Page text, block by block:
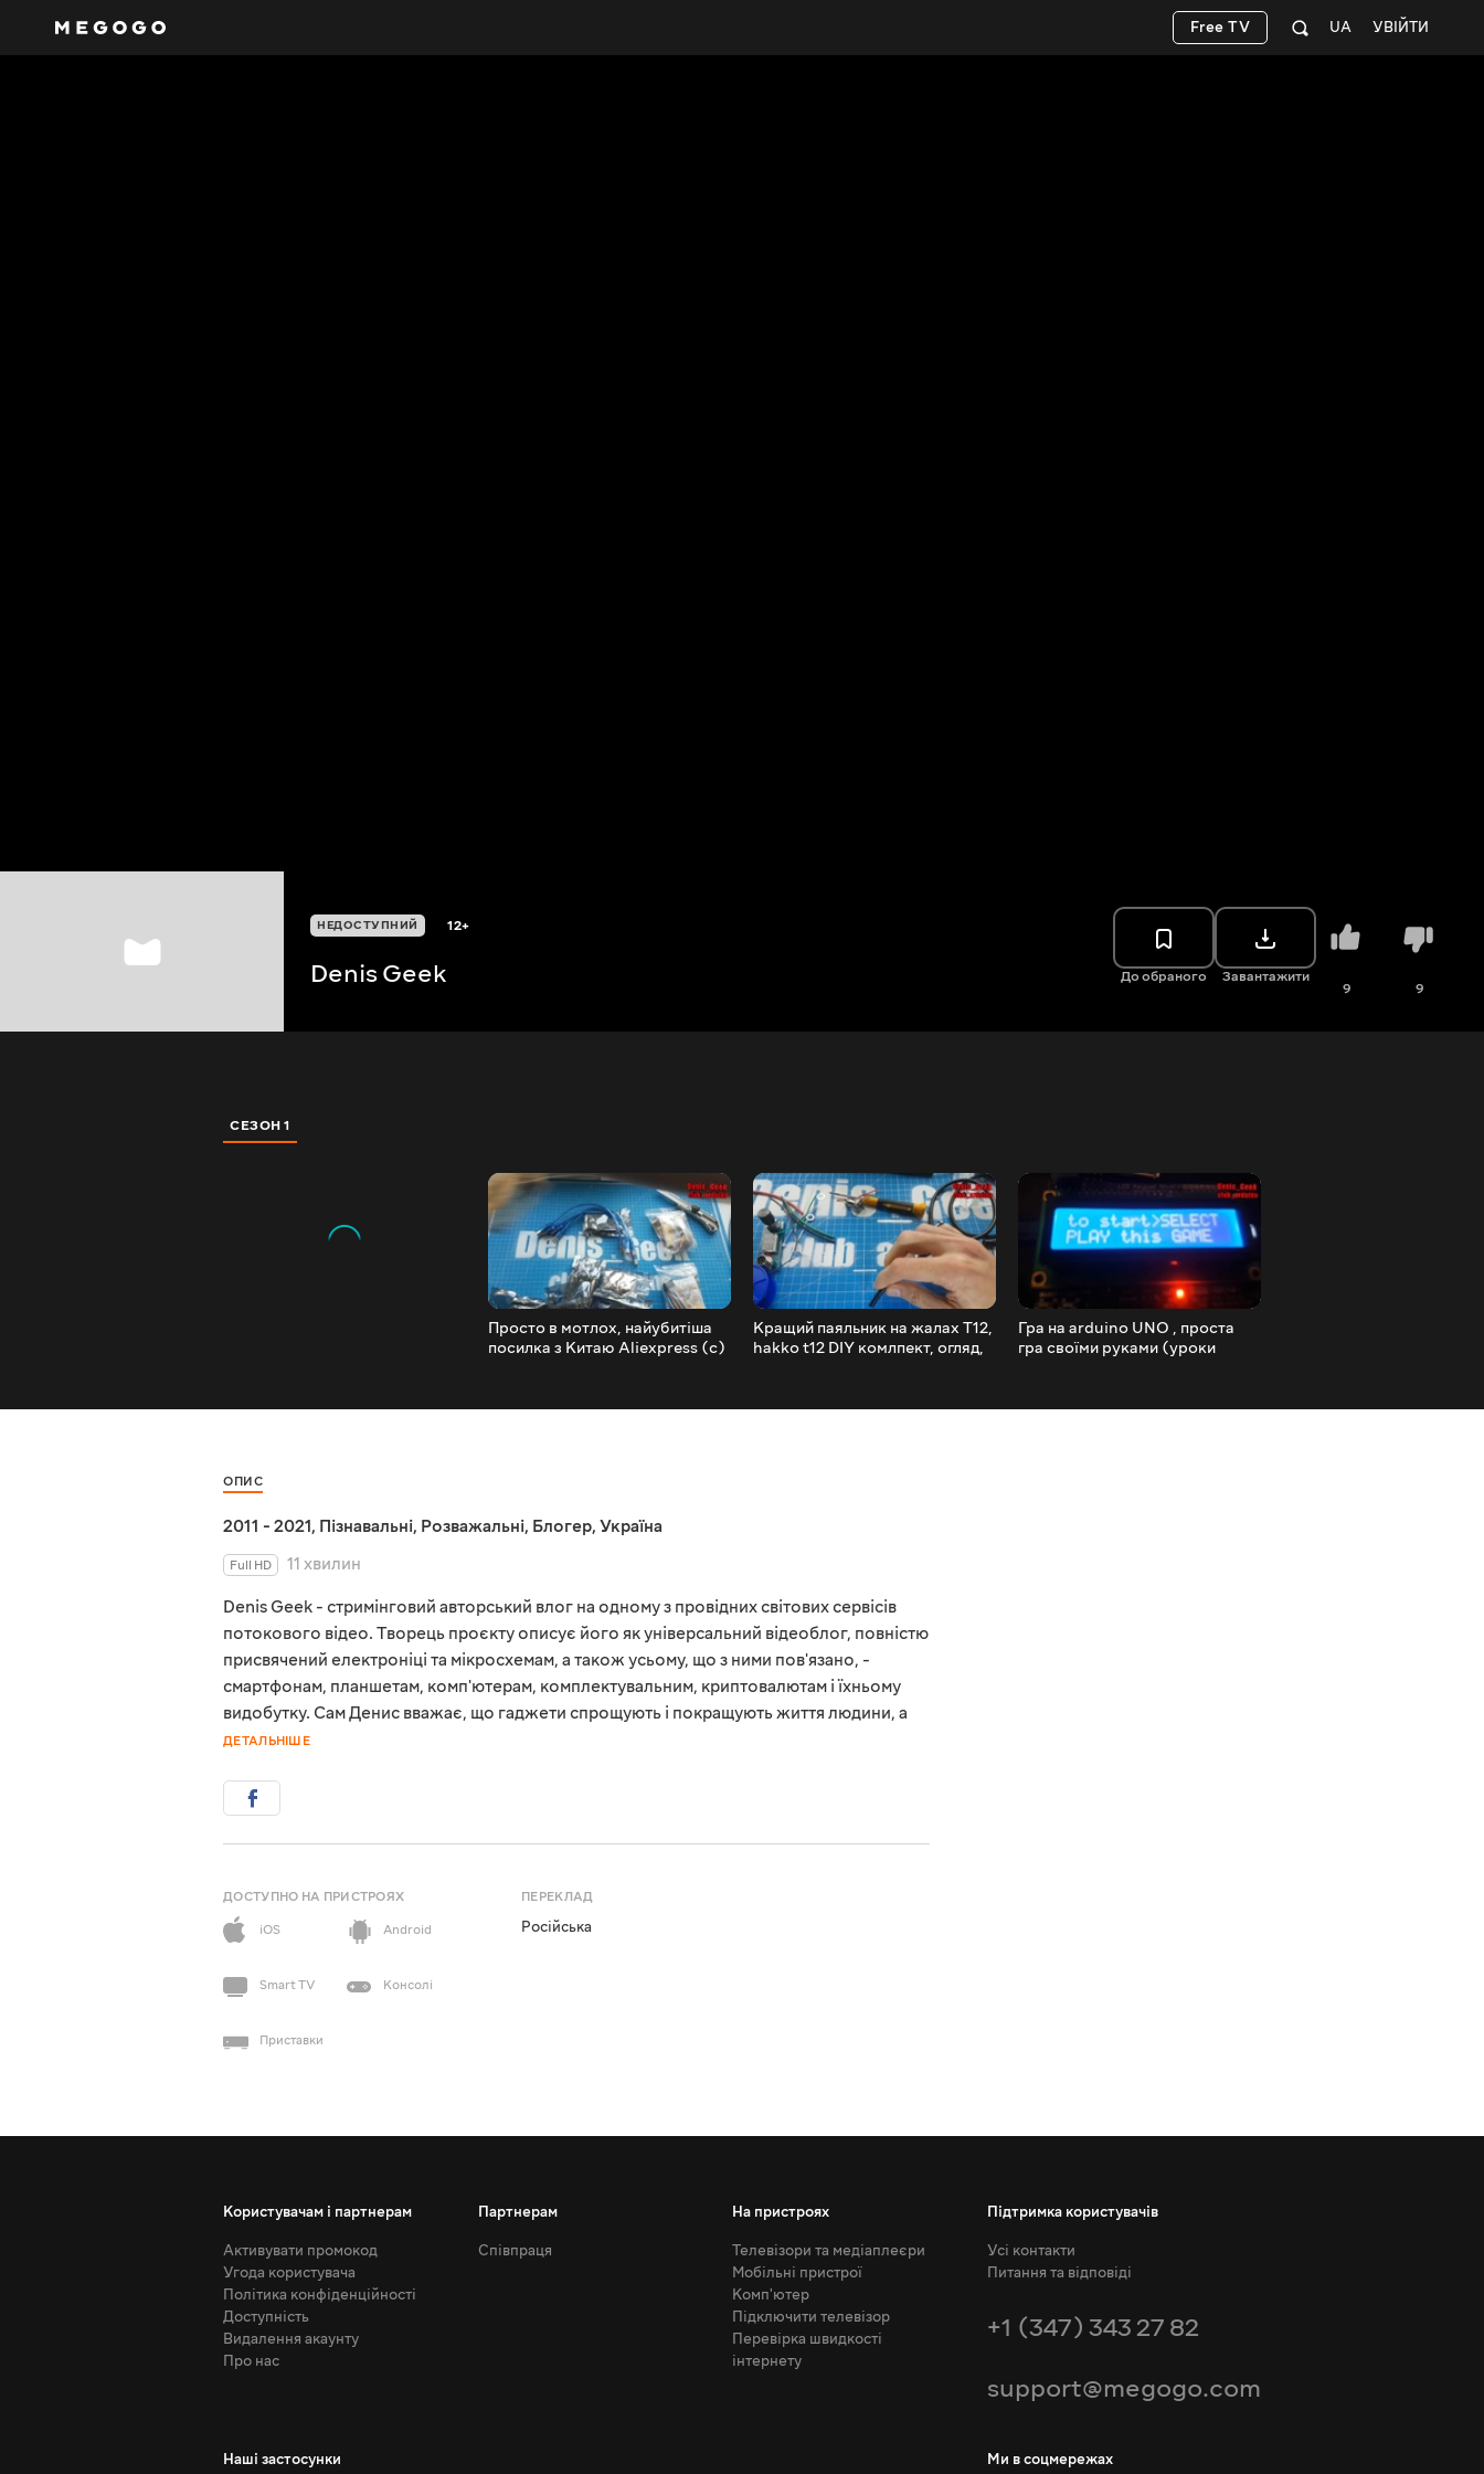
УВІЙТИ
UA
Free TV
НЕДОСТУПНИЙ 12+
Denis Geek До обраного Завантажити
9 9
СЕЗОН 1
Просто в мотлох, найубитіша
посилка з Китаю Aliexpress (c)
Кращий паяльник на жалах T12,
hakko t12 DIY комлпект, огляд,
Гра на arduino UNO , проста
гра своїми руками (уроки
ОПИС
2011 - 2021, Пізнавальні, Розважальні, Блогер, Україна
Full HD
11 хвилин
Denis Geek - стримінговий авторський влог на одному з провідних світових сервісів
потокового відео. Творець проєкту описує його як універсальний відеоблог, повністю
присвячений електроніці та мікросхемам, а також усьому, що з ними пов'язано, -
смартфонам, планшетам, комп'ютерам, комплектувальним, криптовалютам і їхньому
видобутку. Сам Денис вважає, що гаджети спрощують і покращують життя людини, а
ДЕТАЛЬНІШЕ
ДОСТУПНО НА ПРИСТРОЯХ
iOS
Android
Smart TV Консолі
Приставки
ПЕРЕКЛАД
Російська
Користувачам і партнерам
Активувати промокод
Угода користувача
Політика конфіденційності
Доступність
Видалення акаунту
Про нас
Партнерам
Співпраця
На пристроях
Телевізори та медіаплеєри
Мобільні пристрої
Комп'ютер
Підключити телевізор
Перевірка швидкості
інтернету
Підтримка користувачів
Усі контакти
Питання та відповіді
+1 (347) 343 27 82
support@megogo.com
Наші застосунки Ми в соцмережах